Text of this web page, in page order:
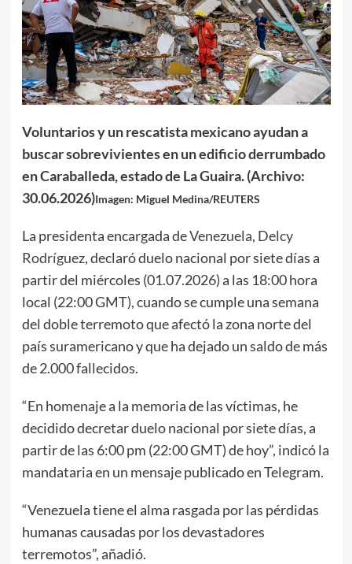
Voluntarios y un rescatista mexicano ayudan a
buscar sobrevivientes en un edificio derrumbado
en Caraballeda, estado de La Guaira. (Archivo:
30.06.2026)Imagen: Miguel Medina/REUTERS
La presidenta encargada deVenezuela, Delcy
Rodríguez, declaró duelo nacional por siete días a
partir del miércoles (01.07.2026) a las 18:00 hora
local (22:00 GMT), cuando se cumple una semana
del doble terremoto que afectó la zona norte del
país suramericano y que ha dejado un saldo de más
de 2.000 fallecidos.
“En homenaje a la memoria de las víctimas, he
decidido decretar duelo nacional por siete días, a
partir de las 6:00 pm (22:00 GMT) de hoy”, indicó la
mandataria en un mensaje publicado en Telegram.
“Venezuela tiene el alma rasgada por las pérdidas
humanas causadas por los devastadores
terremotos”, añadió.